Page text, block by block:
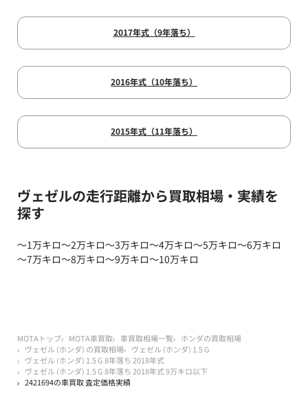
2017年式（9年落ち）
2016年式（10年落ち）
2015年式（11年落ち）
ヴェゼルの走行距離から買取相場・実績を
探す
～1万キロ～2万キロ～3万キロ～4万キロ～5万キロ～6万キロ
～7万キロ～8万キロ～9万キロ～10万キロ
MOTAトップ MOTA車買取 車買取相場一覧
ホンダの買取相場
ヴェゼル (ホンダ) の買取相場
ヴェゼル (ホンダ) 1.5 G
ヴェゼル (ホンダ) 1.5 G 8年落ち 2018年式
ヴェゼル (ホンダ) 1.5 G 8年落ち 2018年式 9万キロ以下
2421694の車買取 査定価格実績